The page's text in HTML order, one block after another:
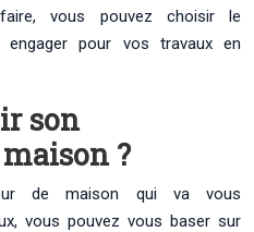
vous pouvez choisir le
pour vos travaux en
son
?
de maison qui va vous
vous pouvez vous baser sur